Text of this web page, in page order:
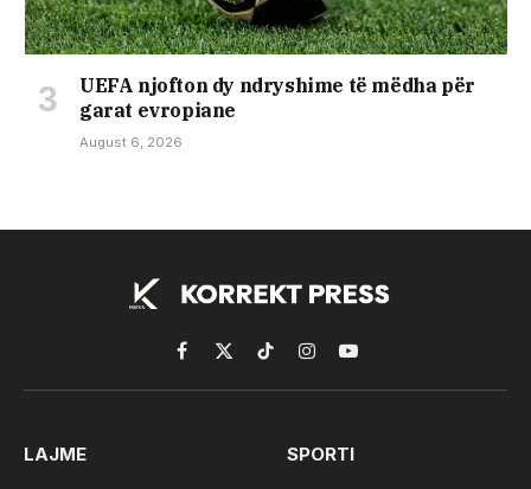
UEFA njofton dy ndryshime të mëdha për
garat evropiane
August 6, 2026
Facebook
X
(Twitter)
TikTokInstagramYouTube
LAJME SPORTI